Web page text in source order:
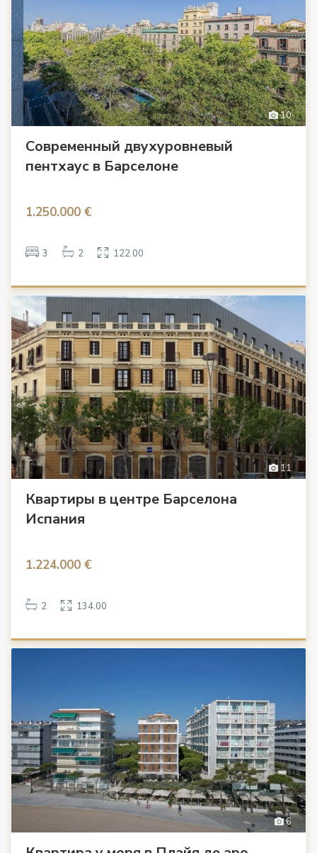
10
Современный двухуровневый
пентхаус в Барселоне
1.250.000 €
3 2 122.00
11
Квартиры в центре Барселона
Испания
1.224.000 €
2 134.00
6